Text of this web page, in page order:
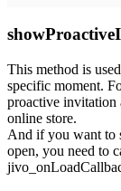
This method is
specific moment.
proactive invitation
online store.
And if you want to
open, you need to